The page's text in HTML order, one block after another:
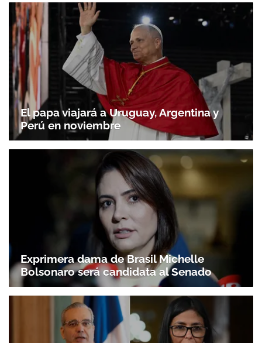
El papa viajará a Uruguay, Argentina y
Perú en noviembre
Exprimera dama de Brasil Michelle
Bolsonaro será candidata al Senado